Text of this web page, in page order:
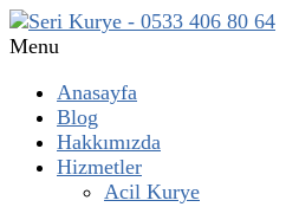
Menu
Anasayfa
Blog
Hakkımızda
Hizmetler
Acil Kurye